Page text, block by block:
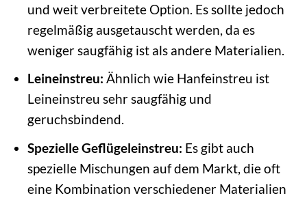
und weit verbreitete Option. Es sollte jedoch
regelmäßig ausgetauscht werden, da es
weniger saugfähig ist als andere Materialien.
Leineinstreu: Ähnlich wie Hanfeinstreu ist
Leineinstreu sehr saugfähig und
geruchsbindend.
Spezielle Geflügeleinstreu: Es gibt auch
spezielle Mischungen auf dem Markt, die oft
eine Kombination verschiedener Materialien